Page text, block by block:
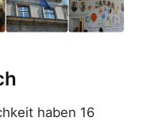
haben 16